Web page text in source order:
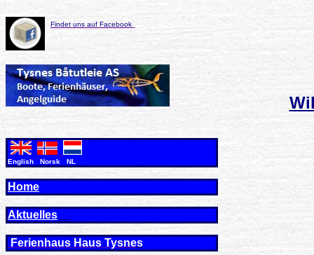
Findet uns auf Facebook
English Norsk NL
Home
Aktuelles
Ferienhaus Haus Tysnes